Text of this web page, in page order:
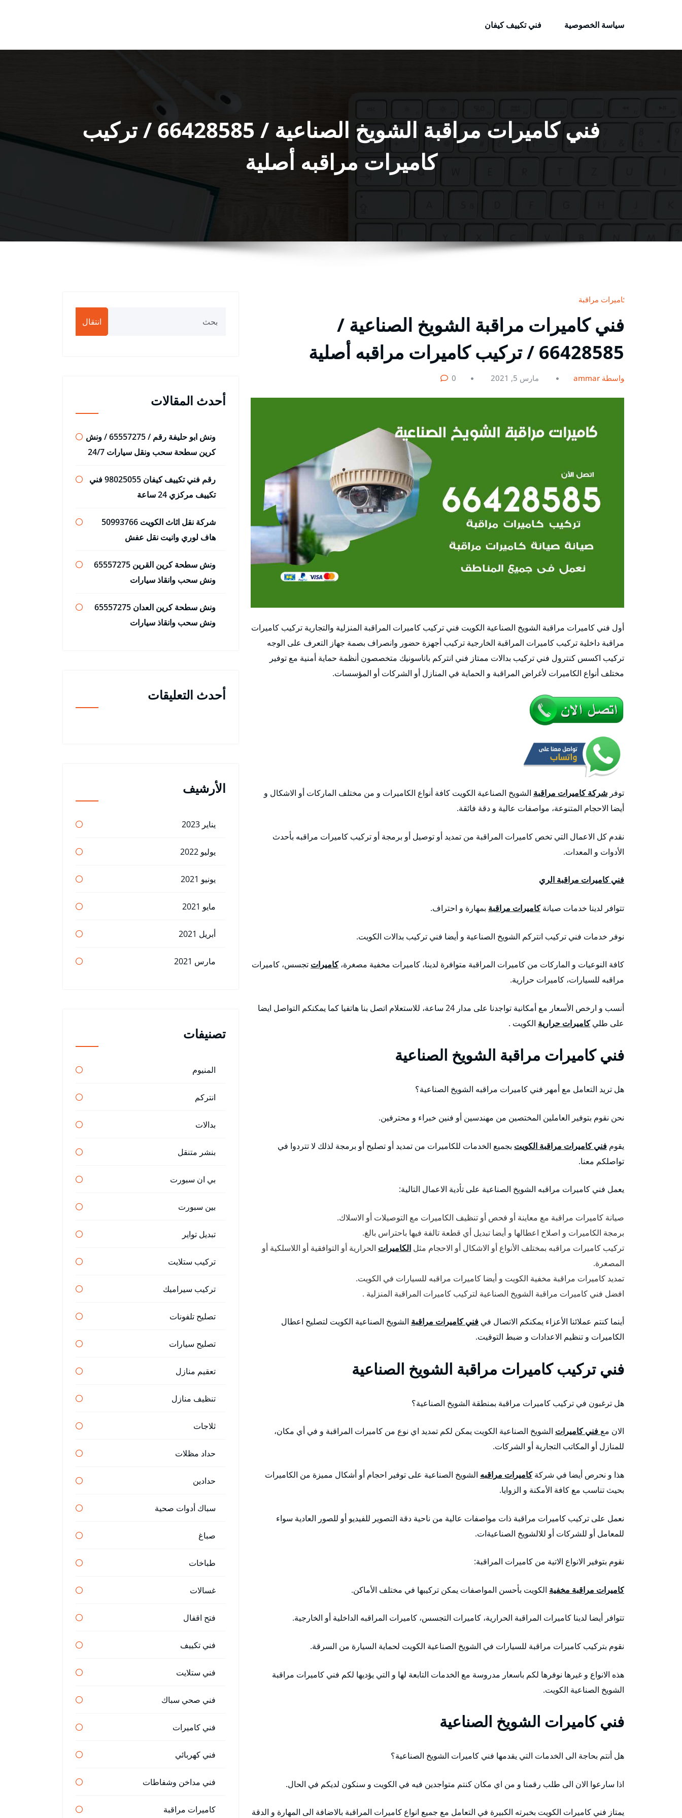
سياسة الخصوصية
فني تكييف كيفان
فني كاميرات مراقبة الشويخ الصناعية / 66428585 / تركيب
كاميرات مراقبه أصلية
كاميرات مراقبة
فني كاميرات مراقبة الشويخ الصناعية /
66428585 / تركيب كاميرات مراقبه أصلية
بواسطة ammar مارس 5, 2021 0
أول فني كاميرات مراقبة الشويخ الصناعية الكويت فني تركيب كاميرات المراقبة المنزلية والتجارية تركيب كاميرات
مراقبة داخلية تركيب كاميرات المراقبة الخارجية تركيب أجهزة حضور وانصراف بصمة جهاز التعرف على الوجه
تركيب اكسس كنترول فني تركيب بدالات ممتاز فني انتركم باناسونيك متخصصون أنظمة حماية أمنية مع توفير
مختلف أنواع الكاميرات لأغراض المراقبة و الحماية في المنازل أو الشركات أو المؤسسات.
توفر شركة كاميرات مراقبة الشويخ الصناعية الكويت كافة أنواع الكاميرات و من مختلف الماركات أو الاشكال و
أيضا الاحجام المتنوعة، مواصفات عالية و دقة فائقة.
نقدم كل الاعمال التي تخص كاميرات المراقبة من تمديد أو توصيل أو برمجة أو تركيب كاميرات مراقبه بأحدث
الأدوات و المعدات.
فني كاميرات مراقبة الري
تتوافر لدينا خدمات صيانةكاميرات مراقبة بمهارة و احتراف.
نوفر خدمات فني تركيب انتركم الشويخ الصناعية و أيضا فني تركيب بدالات الكويت.
كافة النوعيات و الماركات من كاميرات المراقبة متوافرة لدينا، كاميرات مخفية مصغرة،كاميرات تجسس، كاميرات
مراقبه للسيارات، كاميرات حرارية.
أنسب و ارخص الأسعار مع أمكانية تواجدنا على مدار 24 ساعة، للاستعلام اتصل بنا هاتفيا كما يمكنكم التواصل ايضا
على طليكاميرات حرارية الكويت .
فني كاميرات مراقبة الشويخ الصناعية
هل تريد التعامل مع أمهر فني كاميرات مراقبه الشويخ الصناعية؟
نحن نقوم بتوفير العاملين المختصين من مهندسين أو فنين خبراء و محترفين.
يقوم فني كاميرات مراقبة الكويت بجميع الخدمات للكاميرات من تمديد أو تصليح أو برمجة لذلك لا تتردوا في
تواصلكم معنا.
يعمل فني كاميرات مراقبه الشويخ الصناعية على تأدية الاعمال التالية:
صيانة كاميرات مراقبة مع معاينة أو فحص أو تنظيف الكاميرات مع التوصيلات أو الاسلاك.
برمجة الكاميرات و اصلاح اعطالها و أيضا تبديل أي قطعة تالفة فيها باحتراس بالغ.
تركيب كاميرات مراقبه بمختلف الأنواع أو الاشكال أو الاحجام مثل الكاميرات الحرارية أو التوافقية أو اللاسلكية أو
المصغرة.
تمديد كاميرات مراقبة مخفية الكويت و أيضا كاميرات مراقبه للسيارات في الكويت.
افضل فني كاميرات مراقبة الشويخ الصناعية لتركيب كاميرات المراقبة المنزلية .
أينما كنتم عملائنا الأعزاء يمكنكم الاتصال في فني كاميرات مراقبة الشويخ الصناعية الكويت لتصليح اعطال
الكاميرات و تنظيم الاعدادات و ضبط التوقيت.
فني تركيب كاميرات مراقبة الشويخ الصناعية
هل ترغبون في تركيب كاميرات مراقبة بمنطقة الشويخ الصناعية؟
الان مع فني كاميرات الشويخ الصناعية الكويت يمكن لكم تمديد اي نوع من كاميرات المراقبة و في أي مكان،
للمنازل أو المكاتب التجارية أو الشركات.
هذا و نحرص أيضا في شركةكاميرات مراقبه الشويخ الصناعية على توفير احجام أو أشكال مميزة من الكاميرات
بحيث تناسب مع كافة الأمكنة و الزوايا.
نعمل على تركيب كاميرات مراقبة ذات مواصفات عالية من ناحية دقة التصوير للفيديو أو للصور العادية سواء
للمعامل أو للشركات أو للالشويخ الصناعيةات.
نقوم بتوفير الانواع الاتية من كاميرات المراقبة:
كاميرات مراقبة مخفية الكويت بأحسن المواصفات يمكن تركيبها في مختلف الأماكن.
تتوافر أيضا لدينا كاميرات المراقبة الحرارية، كاميرات التجسس، كاميرات المراقبه الداخلية أو الخارجية.
نقوم بتركيب كاميرات مراقبة للسيارات في الشويخ الصناعية الكويت لحماية السيارة من السرقة.
هذه الانواع و غيرها نوفرها لكم باسعار مدروسة مع الخدمات التابعة لها و التي يؤديها لكم فني كاميرات مراقبة
الشويخ الصناعية الكويت.
فني كاميرات الشويخ الصناعية
هل أنتم بحاجة الى الخدمات التي يقدمها فني كاميرات الشويخ الصناعية؟
اذا سارعوا الان الى طلب رقمنا و من اي مكان كنتم متواجدين فيه في الكويت و سنكون لديكم في الحال.
يمتاز فني كاميرات الكويت بخبرته الكبيرة في التعامل مع جميع انواع كاميرات المراقبة بالاضافة الى المهارة و الدقة
انتقال
أحدث المقالات
ونش ابو حليفة رقم / 65557275 / ونش
كرين سطحة سحب ونقل سيارات 24/7
رقم فني تكييف كيفان 98025055 فني
تكييف مركزي 24 ساعة
شركة نقل اثاث الكويت 50993766
هاف لوري وانيت نقل عفش
ونش سطحة كرين القرين 65557275
ونش سحب وانقاذ سيارات
ونش سطحة كرين العدان 65557275
ونش سحب وانقاذ سيارات
أحدث التعليقات
الأرشيف
يناير 2023
يوليو 2022
يونيو 2021
مايو 2021
أبريل 2021
مارس 2021
تصنيفات
المنيوم
انتركم
بدالات
بنشر متنقل
بي ان سبورت
بين سبورت
تبديل تواير
تركيب ستلايت
تركيب سيراميك
تصليح تلفونات
تصليح سيارات
تعقيم منازل
تنظيف منازل
ثلاجات
حداد مظلات
حدادين
سباك أدوات صحية
صباغ
طباخات
غسالات
فتح اقفال
فني تكييف
فني ستلايت
فني صحي سباك
فني كاميرات
فني كهربائي
فني مداخن وشفاطات
كاميرات مراقبة